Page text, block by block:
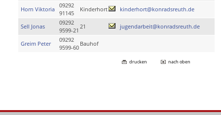
Horn Viktoria
09292
91145
Kinderhort kinderhort@konradsreuth.de
Sell Jonas
09292
9599-21
21 jugendarbeit@konradsreuth.de
Greim Peter
09292
9599-60
Bauhof
drucken nach oben